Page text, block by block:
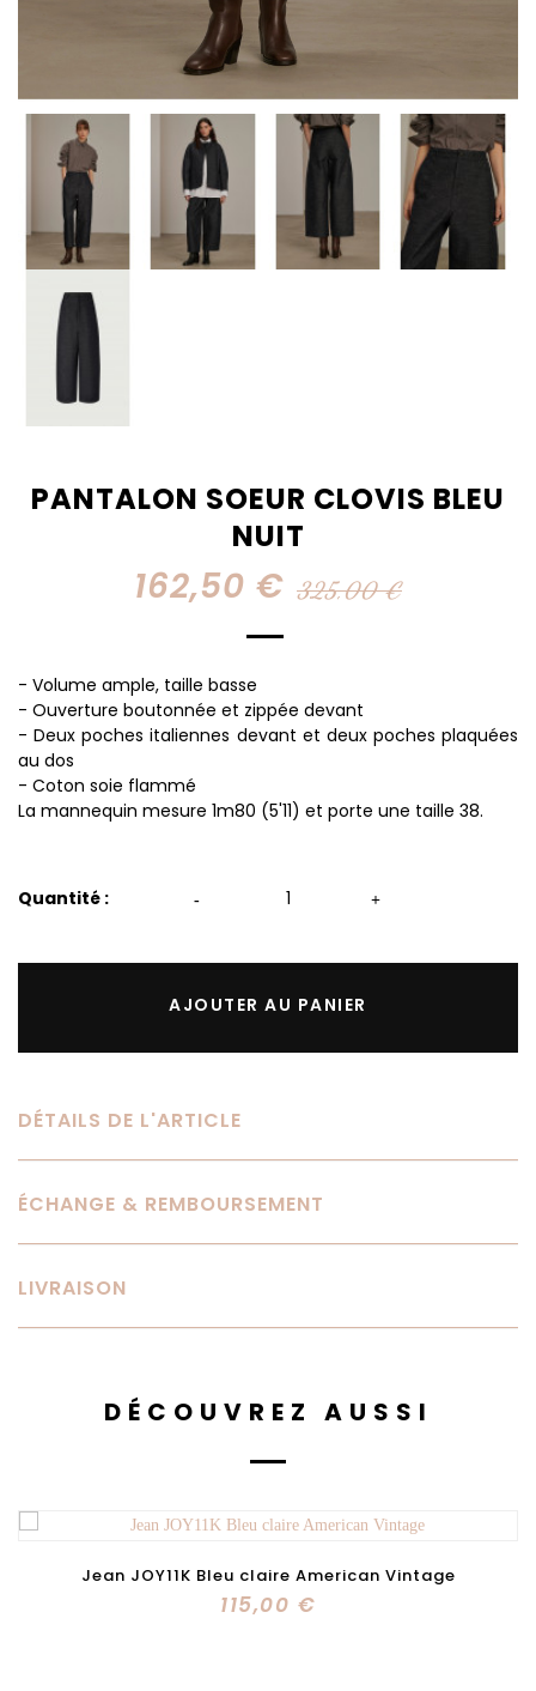
PANTALON SOEUR CLOVIS BLEU
NUIT
162,50 € 325,00 €
- Volume ample, taille basse
- Ouverture boutonnée et zippée devant
- Deux poches italiennes devant et deux poches plaquées
au dos
- Coton soie flammé
La mannequin mesure 1m80 (5'11) et porte une taille 38.
Quantité : - +
AJOUTER AU PANIER
DÉTAILS DE L'ARTICLE
ÉCHANGE & REMBOURSEMENT
LIVRAISON
DÉCOUVREZ AUSSI
Jean JOY11K Bleu claire American Vintage
115,00 €